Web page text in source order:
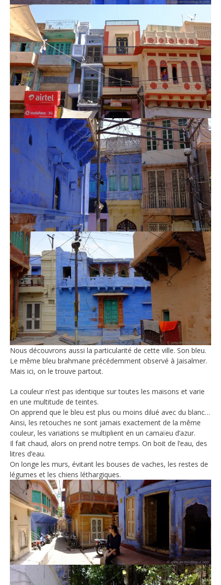
Nous découvrons aussi la particularité de cette ville. Son bleu.
Le même bleu brahmane précédemment observé à Jaisalmer.
Mais ici, on le trouve partout.
La couleur n’est pas identique sur toutes les maisons et varie
en une multitude de teintes.
On apprend que le bleu est plus ou moins dilué avec du blanc…
Ainsi, les retouches ne sont jamais exactement de la même
couleur, les variations se multiplient en un camaïeu d’azur.
Il fait chaud, alors on prend notre temps. On boit de l’eau, des
litres d’eau.
On longe les murs, évitant les bouses de vaches, les restes de
légumes et les chiens léthargiques.